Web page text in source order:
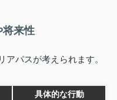
将来性
パスが考えられます。
具体的な行動